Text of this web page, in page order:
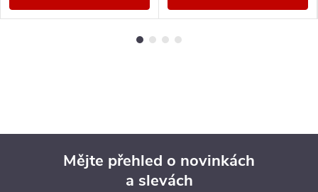
Mějte přehled o novinkách
a slevách